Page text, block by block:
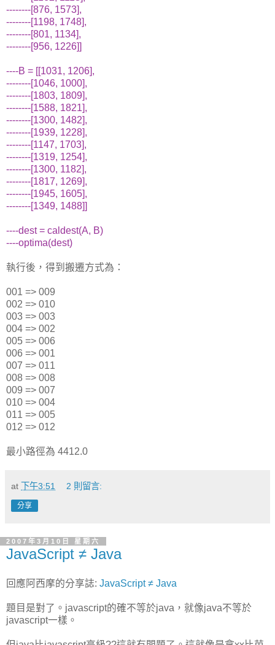
--------[876, 1573],
--------[1198, 1748],
--------[801, 1134],
--------[956, 1226]]
----B = [[1031, 1206],
--------[1046, 1000],
--------[1803, 1809],
--------[1588, 1821],
--------[1300, 1482],
--------[1939, 1228],
--------[1147, 1703],
--------[1319, 1254],
--------[1300, 1182],
--------[1817, 1269],
--------[1945, 1605],
--------[1349, 1488]]
----dest = caldest(A, B)
----optima(dest)
執行後，得到搬遷方式為：
001 => 009
002 => 010
003 => 003
004 => 002
005 => 006
006 => 001
007 => 011
008 => 008
009 => 007
010 => 004
011 => 005
012 => 012
最小路徑為 4412.0
at 下午3:51 2 則留言:
分享
2007年3月10日 星期六
JavaScript ≠ Java
回應阿西摩的分享誌: JavaScript ≠ Java
題目是對了。javascript的確不等於java，就像java不等於
javascript一樣。